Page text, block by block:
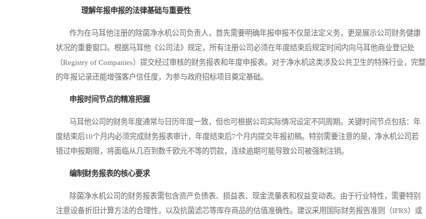
理解年报申报的法律基础与重要性
作为在马耳他注册的除菌净水机公司负责人，首先需要明确年报申报不仅是法定义务，更是展示公司财务健康
状况的重要窗口。根据马耳他《公司法》规定，所有注册公司必须在年度结束后规定时间内向马耳他商业登记处
（Registry of Companies）提交经过审核的财务报表和年度申报表。对于净水机这类涉及公共卫生的特殊行业，完整
的年报记录还能增强客户信任度，为参与政府招标项目奠定基础。
申报时间节点的精准把握
马耳他公司的财务年度通常与日历年度一致，但也可根据公司实际情况设定不同周期。关键时间节点包括：年
度结束后10个月内必须完成财务报表审计，年度结束后7个月内提交年报初稿。特别需要注意的是，净水机公司若
错过申报期限，将面临从几百到数千欧元不等的罚款，连续逾期可能导致公司被强制注销。
编制财务报表的核心要求
除菌净水机公司的财务报表需包含资产负债表、损益表、现金流量表和权益变动表。由于行业特性，需要特别
注意设备折旧计算方法的合理性，以及抗菌滤芯等库存商品的估值准确性。建议采用国际财务报告准则（IFRS）或